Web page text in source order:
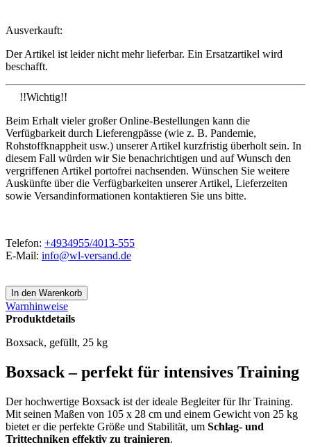
Ausverkauft:
Der Artikel ist leider nicht mehr lieferbar. Ein Ersatzartikel wird
beschafft.
!!Wichtig!!
Beim Erhalt vieler großer Online-Bestellungen kann die
Verfügbarkeit durch Lieferengpässe (wie z. B. Pandemie,
Rohstoffknappheit usw.) unserer Artikel kurzfristig überholt sein. In
diesem Fall würden wir Sie benachrichtigen und auf Wunsch den
vergriffenen Artikel portofrei nachsenden. Wünschen Sie weitere
Auskünfte über die Verfügbarkeiten unserer Artikel, Lieferzeiten
sowie Versandinformationen kontaktieren Sie uns bitte.
Telefon: +4934955/4013-555
E-Mail: info@wl-versand.de
Warnhinweise
Produktdetails
Boxsack, gefüllt, 25 kg
Boxsack – perfekt für intensives Training
Der hochwertige Boxsack ist der ideale Begleiter für Ihr Training.
Mit seinen Maßen von 105 x 28 cm und einem Gewicht von 25 kg
bietet er die perfekte Größe und Stabilität, um Schlag- und
Trittechniken effektiv zu trainieren.